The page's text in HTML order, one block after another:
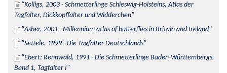
Kolligs, 2003 - Schmetterlinge Schleswig-Holsteins, Atlas der
Tagfalter, Dickkopffalter und Widderchen
Asher, 2001 - Millennium atlas of butterflies in Britain and Ireland
Settele, 1999 - Die Tagfalter Deutschlands
Ebert; Rennwald, 1991 - Die Schmetterlinge Baden-Württembergs.
Band 1, Tagfalter I